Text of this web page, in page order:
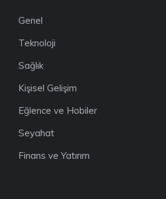
Genel
Teknoloji
Sağlık
Kişisel Gelişim
Eğlence ve Hobiler
Seyahat
Finans ve Yatırım